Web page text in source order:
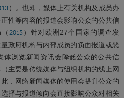
）。也即，媒体上有关机构及成员办
性等内容的报道会影响公众的公共信
2015）针对欧洲27个国家的调查发
政府机构与内部成员的负面报道或恶
体浏览新闻资讯会降低公众的公共信
主要是传统媒体与组织机构的线上网
，网络新闻媒体的使用会提升公众的
择与报道倾向会直接影响公众对相关